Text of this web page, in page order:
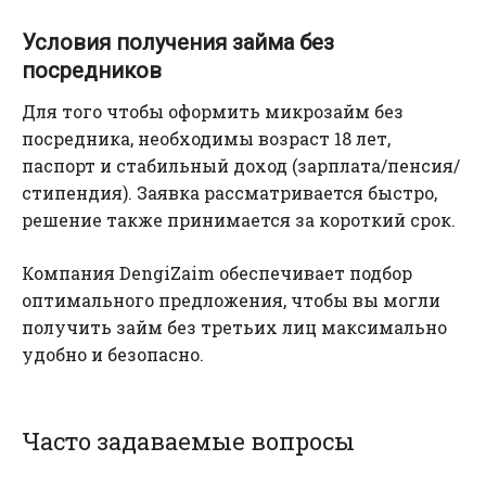
Условия получения займа без
посредников
Для того чтобы оформить микрозайм без
посредника, необходимы возраст 18 лет,
паспорт и стабильный доход (зарплата/пенсия/
стипендия). Заявка рассматривается быстро,
решение также принимается за короткий срок.
Компания DengiZaim обеспечивает подбор
оптимального предложения, чтобы вы могли
получить займ без третьих лиц максимально
удобно и безопасно.
Часто задаваемые вопросы